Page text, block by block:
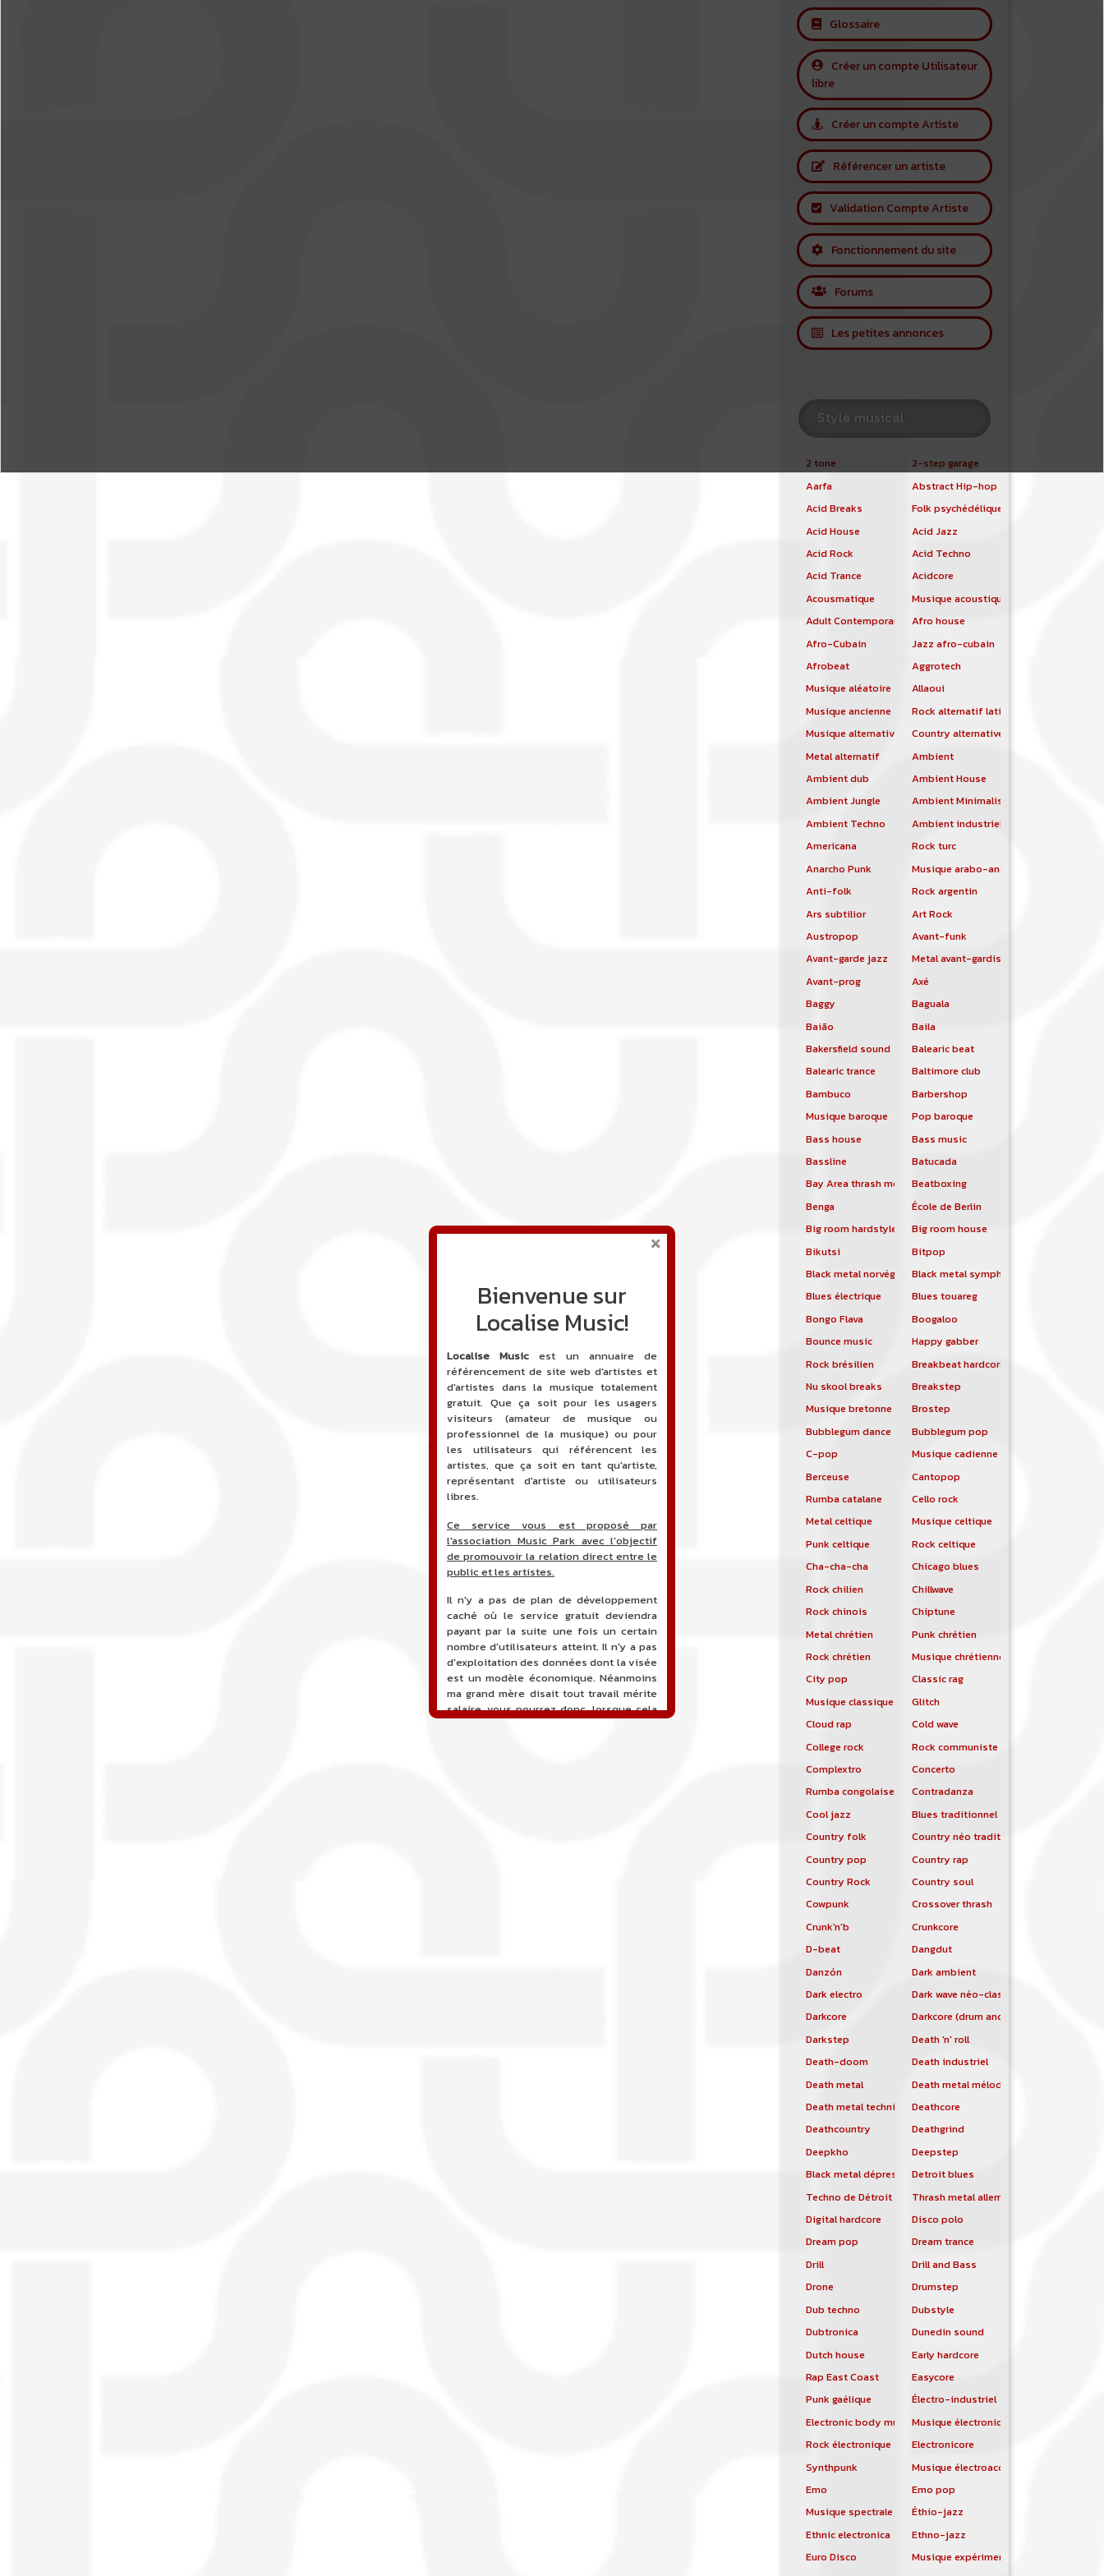
Glossaire
Créer un compte Utilisateur
libre
Créer un compte Artiste
Référencer un artiste
Validation Compte Artiste
Fonctionnement du site
Forums
Les petites annonces
Style musical
2 tone
2-step garage
Aarfa
Abstract Hip-hop
Acid Breaks
Folk psychédélique
Acid House
Acid Jazz
Acid Rock
Acid Techno
Acid Trance
Acidcore
Acousmatique
Musique acoustique
Adult Contemporary
Afro house
Afro-Cubain
Jazz afro-cubain
Afrobeat
Aggrotech
Musique aléatoire
Allaoui
Musique ancienne
Rock alternatif latino
Musique alternative
Country alternative
Metal alternatif
Ambient
Ambient dub
Ambient House
Ambient Jungle
Ambient Minimalist
Ambient Techno
Ambient industriel
Americana
Rock turc
Anarcho Punk
Musique arabo-andalouse
Anti-folk
Rock argentin
Ars subtilior
Art Rock
Austropop
Avant-funk
Avant-garde jazz
Metal avant-gardiste
Avant-prog
Axé
Baggy
Baguala
Baião
Baila
Bakersfield sound
Balearic beat
Balearic trance
Baltimore club
Bambuco
Barbershop
Musique baroque
Pop baroque
Bass house
Bass music
Bassline
Batucada
Bay Area thrash metal Beatboxing
Benga
École de Berlin
Big room hardstyle
Big room house
Bikutsi
Bitpop
Black metal norvégien
Black metal symphonique
Blues électrique
Blues touareg
Bongo Flava
Boogaloo
Bounce music
Happy gabber
Rock brésilien
Breakbeat hardcore
Nu skool breaks
Breakstep
Musique bretonne
Brostep
Bubblegum dance
Bubblegum pop
C-pop
Musique cadienne
Berceuse
Cantopop
Rumba catalane
Cello rock
Metal celtique
Musique celtique
Punk celtique
Rock celtique
Cha-cha-cha
Chicago blues
Rock chilien
Chillwave
Rock chinois
Chiptune
Metal chrétien
Punk chrétien
Rock chrétien
Musique chrétienne contemporaine
City pop
Classic rag
Musique classique
Glitch
Cloud rap
Cold wave
College rock
Rock communiste
Complextro
Concerto
Rumba congolaise
Contradanza
Cool jazz
Blues traditionnel
Country folk
Country néo traditionnelle
Country pop
Country rap
Country Rock
Country soul
Cowpunk
Crossover thrash
Crunk'n'b
Crunkcore
D-beat
Dangdut
Danzón
Dark ambient
Dark electro
Dark wave néo-classique
Darkcore
Darkcore (drum and bass)
Darkstep
Death 'n' roll
Death-doom
Death industriel
Death metal
Death metal mélodique
Death metal techniqueDeathcore
Deathcountry
Deathgrind
Deepkho
Deepstep
Black metal dépressif Detroit blues
Techno de Détroit
Thrash metal allemand
Digital hardcore
Disco polo
Dream pop
Dream trance
Drill
Drill and Bass
Drone
Drumstep
Dub techno
Dubstyle
Dubtronica
Dunedin sound
Dutch house
Early hardcore
Rap East Coast
Easycore
Punk gaélique
Électro-industriel
Electronic body musicMusique électronique
Rock électronique
Electronicore
Synthpunk
Musique électroacoustique
Emo
Emo pop
Musique spectrale
Éthio-jazz
Ethnic electronica
Ethno-jazz
Euro Disco
Musique expérimentale
Bienvenue sur
Localise Music!
Localise Music est un annuaire de
référencement de site web d'artistes et
d'artistes dans la musique totalement
gratuit. Que ça soit pour les usagers
visiteurs (amateur de musique ou
professionnel de la musique) ou pour
les utilisateurs qui référencent les
artistes, que ça soit en tant qu'artiste,
représentant d'artiste ou utilisateurs
libres.
Ce service vous est proposé par
l'association Music Park avec l'objectif
de promouvoir la relation direct entre le
public et les artistes.
Il n'y a pas de plan de développement
caché où le service gratuit deviendra
payant par la suite une fois un certain
nombre d'utilisateurs atteint. Il n'y a pas
d'exploitation des données dont la visée
est un modèle économique. Néanmoins
ma grand mère disait tout travail mérite
salaire, vous pourrez donc, lorsque cela